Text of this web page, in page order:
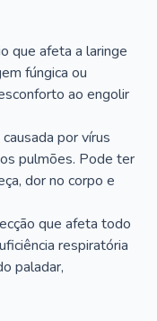
que afeta a laringe
fúngica ou
ao engolir
por vírus
pulmões. Pode ter
dor no corpo e
que afeta todo
respiratória
paladar,